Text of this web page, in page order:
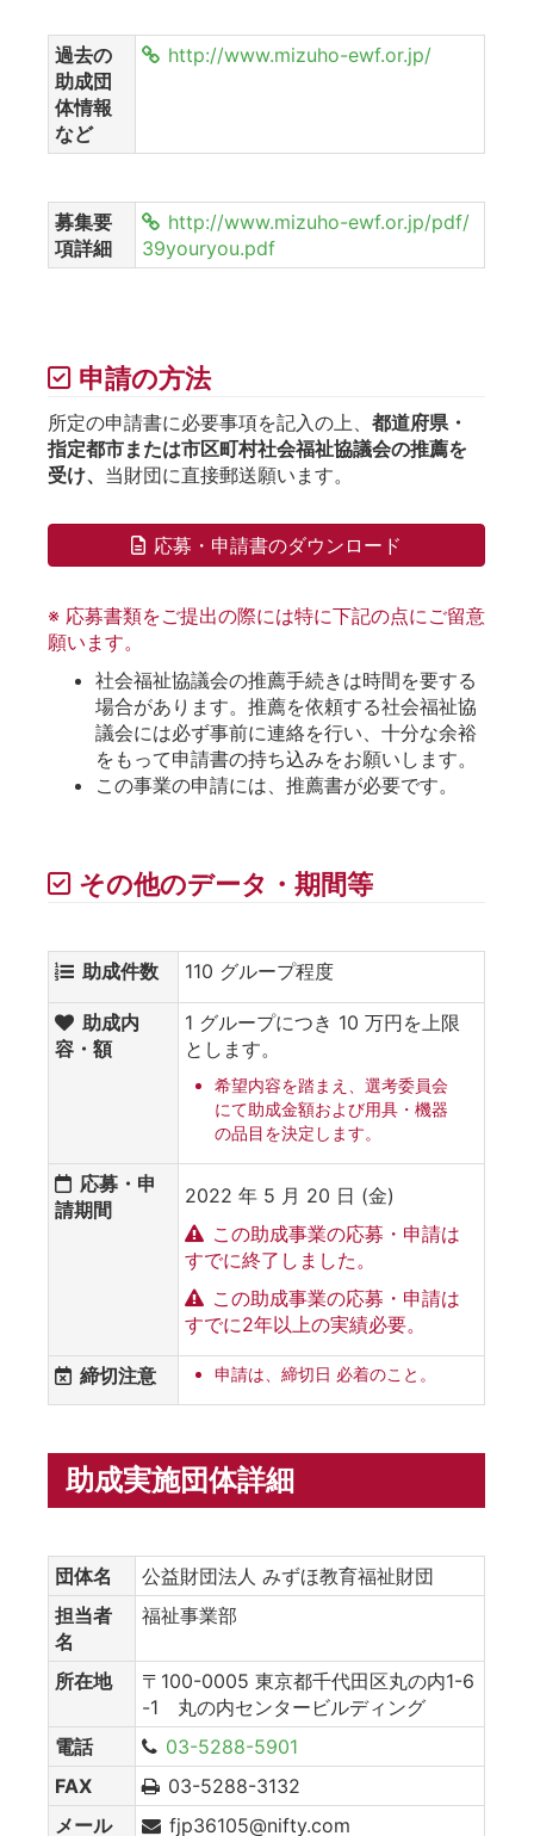
過去の
助成団
体情報
など
http://www.mizuho-ewf.or.jp/
募集要
項詳細
http://www.mizuho-ewf.or.jp/pdf/
39youryou.pdf
申請の方法
所定の申請書に必要事項を記入の上、 都道府県・
指定都市または市区町村社会福祉協議会の推薦を
受け、 当財団に直接郵送願います。
応募・申請書のダウンロード
※ 応募書類をご提出の際には特に下記の点にご留意
願います。
社会福祉協議会の推薦手続きは時間を要する
場合があります。推薦を依頼する社会福祉協
議会には必ず事前に連絡を行い、十分な余裕
をもって申請書の持ち込みをお願いします。
この事業の申請には、推薦書が必要です。
その他のデータ・期間等
助成件数 110 グループ程度
助成内
容・額
1 グループにつき 10 万円を上限
とします。
希望内容を踏まえ、選考委員会
にて助成金額および用具・機器
の品目を決定します。
応募・申
請期間
2022 年 5 月 20 日 (金)
この助成事業の応募・申請は
すでに終了しました。
この助成事業の応募・申請は
すでに2年以上の実績必要。
締切注意 申請は、締切日 必着のこと。
助成実施団体詳細
団体名
公益財団法人 みずほ教育福祉財団
担当者
名
福祉事業部
所在地
〒100-0005 東京都千代田区丸の内1-6
-1 丸の内センタービルディング
電話
03-5288-5901
FAX
03-5288-3132
メール
fjp36105@nifty.com